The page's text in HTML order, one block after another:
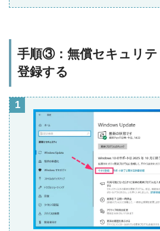
手順③：無償セキュリ
登録する